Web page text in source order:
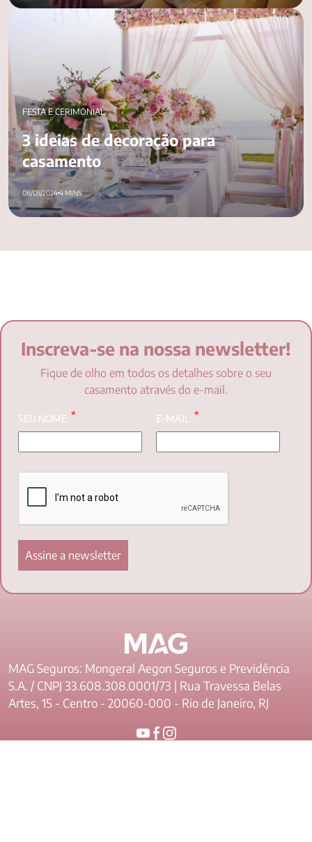
3 ideias de decoração para casamento
FESTA E CERIMONIAL
3 ideias de decoração para
casamento
08/05/20244 MINS
Inscreva-se na nossa newsletter!
Fique de olho em todos os detalhes sobre o seu
casamento através do e-mail.
SEU NOME: * E-MAIL: *
MAG Seguros: Mongeral Aegon Seguros e Previdência
S.A. / CNPJ 33.608.308.0001/73 | Rua Travessa Belas
Artes, 15 - Centro - 20060-000 - Rio de Janeiro, RJ